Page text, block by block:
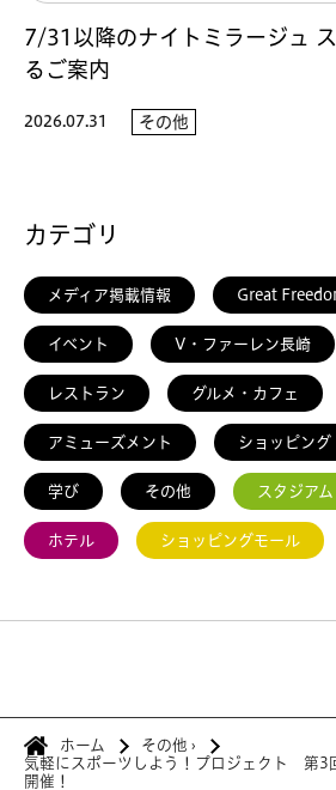
7/31以降のナイトミラージュ
るご案内
2026.07.31 その他
カテゴリ
メディア掲載情報 Great
イベント V・ファーレン長崎
レストラン グルメ・カフェ
アミューズメント ショッピング
学び その他 スタジアム
ホテル ショッピングモール
ホーム その他 ›
気軽にスポーツしよう！プロジェクト 第3
開催！